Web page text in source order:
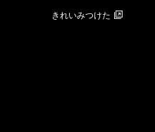
きれいみつけた